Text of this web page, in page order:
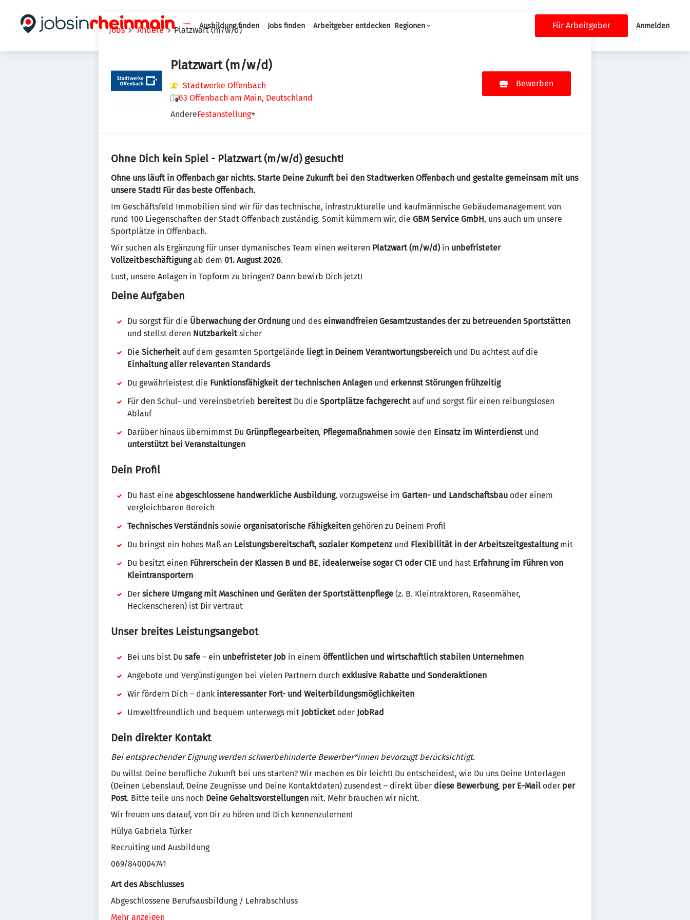
Haupt-Navigation
Ausbildung finden Jobs finden Arbeitgeber entdecken Regionen Für Arbeitgeber Anmelden
Jobs Andere Platzwart (m/w/d)
Platzwart (m/w/d)
Stadtwerke Offenbach
63 Offenbach am Main, Deutschland
AndereFestanstellung+
Bewerben
Ohne Dich kein Spiel - Platzwart (m/w/d) gesucht!
Ohne uns läuft in Offenbach gar nichts. Starte Deine Zukunft bei den Stadtwerken Offenbach und gestalte gemeinsam mit uns
unsere Stadt! Für das beste Offenbach.
Im Geschäftsfeld Immobilien sind wir für das technische, infrastrukturelle und kaufmännische Gebäudemanagement von
rund 100 Liegenschaften der Stadt Offenbach zuständig. Somit kümmern wir, die GBM Service GmbH, uns auch um unsere
Sportplätze in Offenbach.
Wir suchen als Ergänzung für unser dymanisches Team einen weiteren Platzwart (m/w/d)in unbefristeter
Vollzeitbeschäftigungab dem 01. August 2026.
Lust, unsere Anlagen in Topform zu bringen? Dann bewirb Dich jetzt!
Deine Aufgaben
Du sorgst für die Überwachung der Ordnungund des einwandfreien Gesamtzustandes der zu betreuenden Sportstätten
und stellst deren Nutzbarkeitsicher
Die Sicherheitauf dem gesamten Sportgelände liegt in Deinem Verantwortungsbereich und Du achtest auf die
Einhaltung aller relevanten Standards
Du gewährleistest die Funktionsfähigkeit der technischen Anlagen und erkennst Störungen frühzeitig
Für den Schul- und Vereinsbetrieb bereitestDu die Sportplätze fachgerechtauf und sorgst für einen reibungslosen
Ablauf
Darüber hinaus übernimmst Du Grünpflegearbeiten, Pflegemaßnahmen sowie den Einsatz im Winterdienst und
unterstützt bei Veranstaltungen
Dein Profil
Du hast eine abgeschlossene handwerkliche Ausbildung, vorzugsweise im Garten- und Landschaftsbau oder einem
vergleichbaren Bereich
Technisches Verständnissowie organisatorische Fähigkeiten gehören zu Deinem Profil
Du bringst ein hohes Maß an Leistungsbereitschaft, sozialer Kompetenzund Flexibilität in der Arbeitszeitgestaltungmit
Du besitzt einen Führerschein der Klassen B und BE, idealerweise sogar C1 oder C1E und hast Erfahrung im Führen von
Kleintransportern
Der sichere Umgang mit Maschinen und Geräten der Sportstättenpflege (z. B. Kleintraktoren, Rasenmäher,
Heckenscheren) ist Dir vertraut
Unser breites Leistungsangebot
Bei uns bist Du safe – ein unbefristeter Job in einem öffentlichen und wirtschaftlich stabilen Unternehmen
Angebote und Vergünstigungen bei vielen Partnern durch exklusive Rabatte und Sonderaktionen
Wir fördern Dich – dank interessanter Fort- und Weiterbildungsmöglichkeiten
Umweltfreundlich und bequem unterwegs mit Jobticketoder JobRad
Dein direkter Kontakt
Bei entsprechender Eignung werden schwerbehinderte Bewerber*innen bevorzugt berücksichtigt.
Du willst Deine berufliche Zukunft bei uns starten? Wir machen es Dir leicht! Du entscheidest, wie Du uns Deine Unterlagen
(Deinen Lebenslauf, Deine Zeugnisse und Deine Kontaktdaten) zusendest – direkt über diese Bewerbung, per E-Mail oder per
Post. Bitte teile uns noch Deine Gehaltsvorstellungen mit. Mehr brauchen wir nicht.
Wir freuen uns darauf, von Dir zu hören und Dich kennenzulernen!
Hülya Gabriela Türker
Recruiting und Ausbildung
069/840004741
Art des Abschlusses
Abgeschlossene Berufsausbildung / Lehrabschluss
Mehr anzeigen